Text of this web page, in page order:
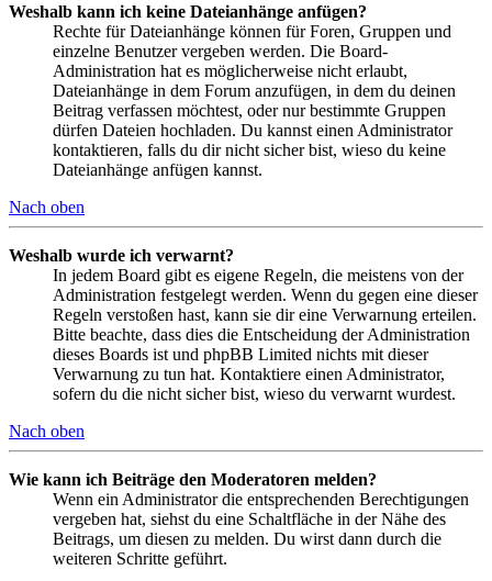
Weshalb kann ich keine Dateianhänge anfügen?
Rechte für Dateianhänge können für Foren, Gruppen und
einzelne Benutzer vergeben werden. Die Board-
Administration hat es möglicherweise nicht erlaubt,
Dateianhänge in dem Forum anzufügen, in dem du deinen
Beitrag verfassen möchtest, oder nur bestimmte Gruppen
dürfen Dateien hochladen. Du kannst einen Administrator
kontaktieren, falls du dir nicht sicher bist, wieso du keine
Dateianhänge anfügen kannst.
Nach oben
Weshalb wurde ich verwarnt?
In jedem Board gibt es eigene Regeln, die meistens von der
Administration festgelegt werden. Wenn du gegen eine dieser
Regeln verstoßen hast, kann sie dir eine Verwarnung erteilen.
Bitte beachte, dass dies die Entscheidung der Administration
dieses Boards ist und phpBB Limited nichts mit dieser
Verwarnung zu tun hat. Kontaktiere einen Administrator,
sofern du die nicht sicher bist, wieso du verwarnt wurdest.
Nach oben
Wie kann ich Beiträge den Moderatoren melden?
Wenn ein Administrator die entsprechenden Berechtigungen
vergeben hat, siehst du eine Schaltfläche in der Nähe des
Beitrags, um diesen zu melden. Du wirst dann durch die
weiteren Schritte geführt.